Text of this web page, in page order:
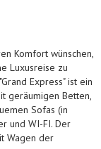
Komfort wünschen,
Luxusreise zu
Express" ist ein
geräumigen Betten,
Sofas (in
und WI-FI. Der
Wagen der